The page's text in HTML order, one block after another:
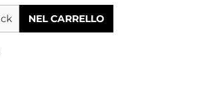
prodotto: inserisci la
NEL CARRELLO